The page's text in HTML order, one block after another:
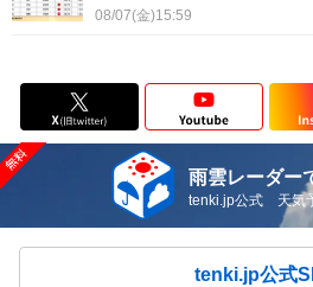
08/07(金)15:59
雨雲レーダー
tenki.jp公式 天気
tenki.jp公式